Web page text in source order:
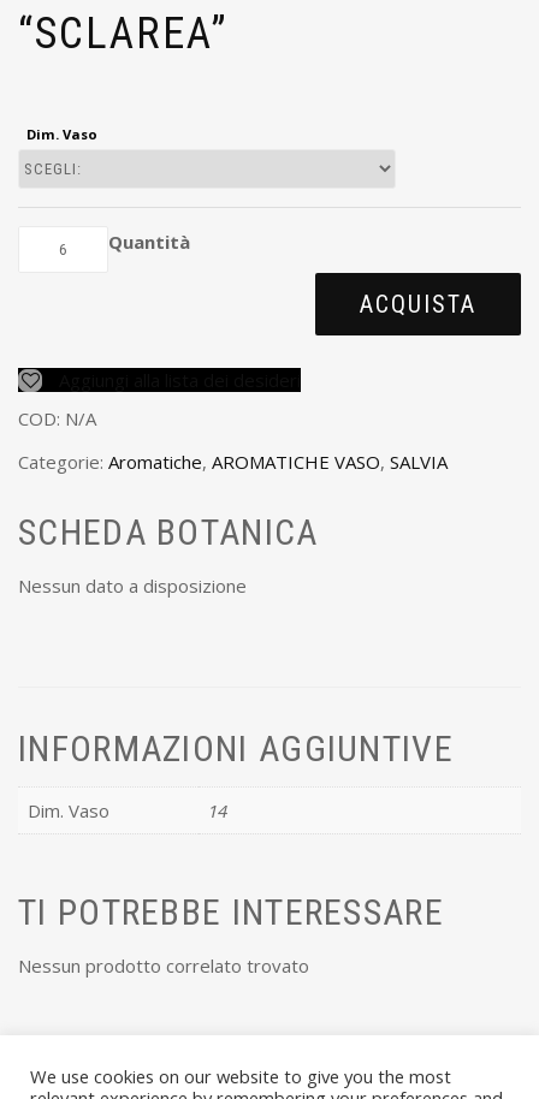
“SCLAREA”
Dim. Vaso
Quantità
ACQUISTA
COD: N/A
Categorie: Aromatiche, AROMATICHE VASO, SALVIA
SCHEDA BOTANICA
Nessun dato a disposizione
INFORMAZIONI AGGIUNTIVE
Dim. Vaso 14
TI POTREBBE INTERESSARE
Nessun prodotto correlato trovato
We use cookies on our website to give you the most